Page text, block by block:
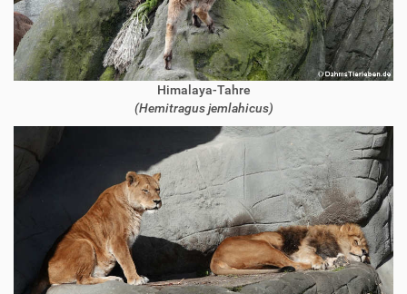
Himalaya-Tahre
(Hemitragus jemlahicus)